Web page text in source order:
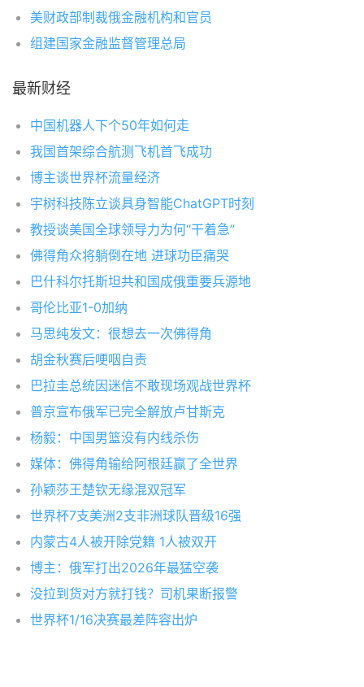
美财政部制裁俄金融机构和官员
组建国家金融监督管理总局
最新财经
中国机器人下个50年如何走
我国首架综合航测飞机首飞成功
博主谈世界杯流量经济
宇树科技陈立谈具身智能ChatGPT时刻
教授谈美国全球领导力为何“干着急”
佛得角众将躺倒在地 进球功臣痛哭
巴什科尔托斯坦共和国成俄重要兵源地
哥伦比亚1-0加纳
马思纯发文：很想去一次佛得角
胡金秋赛后哽咽自责
巴拉圭总统因迷信不敢现场观战世界杯
普京宣布俄军已完全解放卢甘斯克
杨毅：中国男篮没有内线杀伤
媒体：佛得角输给阿根廷赢了全世界
孙颖莎王楚钦无缘混双冠军
世界杯7支美洲2支非洲球队晋级16强
内蒙古4人被开除党籍 1人被双开
博主：俄军打出2026年最猛空袭
没拉到货对方就打钱？司机果断报警
世界杯1/16决赛最差阵容出炉